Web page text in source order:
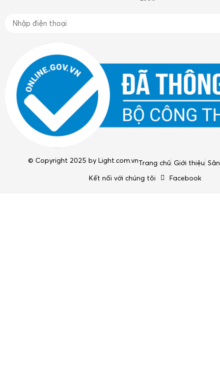
© Copyright 2025 by Light.com.vnTrang chủ Giới thiệu
Kết nối với chúng tôi
Facebook